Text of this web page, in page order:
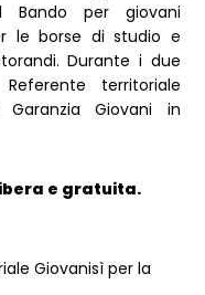
per giovani
le borse di studio e
Durante i due
territoriale
Giovani in
e gratuita.
Giovanisì per la